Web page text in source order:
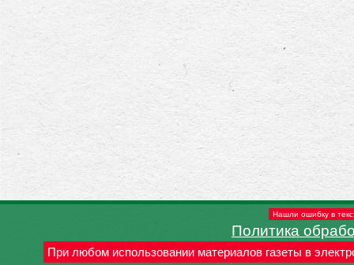
Нашли ошибку в
Политика
При любом использовании материалов газеты в